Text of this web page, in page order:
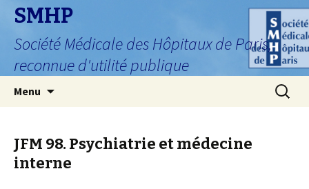
SMHP
Société Médicale des Hôpitaux de Paris,
reconnue d'utilité publique
Menu
JFM 98. Psychiatrie et médecine
interne